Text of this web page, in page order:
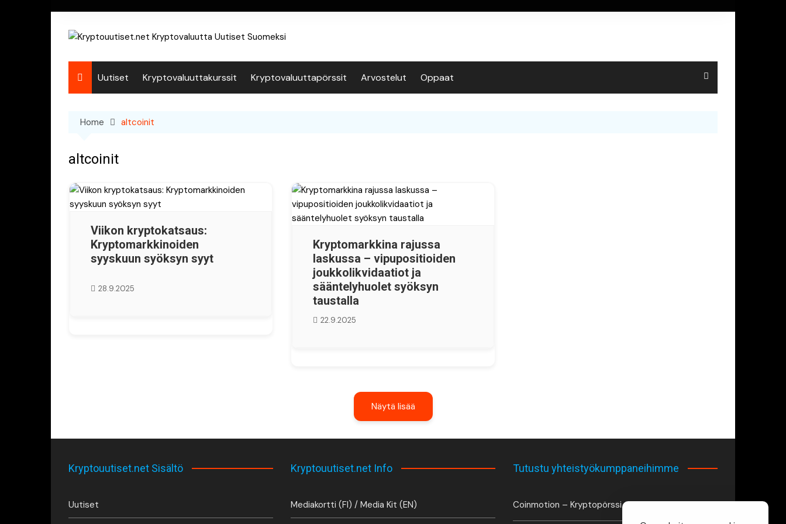
Uutiset Kryptovaluuttakurssit Kryptovaluuttapörssit Arvostelut Oppaat
Home altcoinit
altcoinit
Viikon kryptokatsaus:
Kryptomarkkinoiden
syyskuun syöksyn syyt
28.9.2025
Kryptomarkkina rajussa
laskussa – vipupositioiden
joukkolikvidaatiot ja
sääntelyhuolet syöksyn
taustalla
22.9.2025
Näytä lisää
Kryptouutiset.net Sisältö
Uutiset
Kryptouutiset.net Info
Mediakortti (FI) / Media Kit (EN)
Tutustu yhteistyökumppaneihimme
Coinmotion – Kryptopörssi